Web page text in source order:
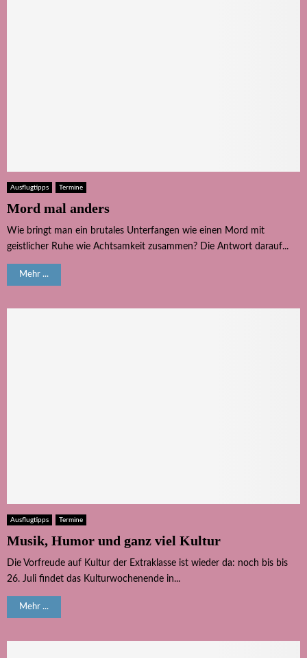
Ausflugtipps Termine
Mord mal anders
Wie bringt man ein brutales Unterfangen wie einen Mord mit
geistlicher Ruhe wie Achtsamkeit zusammen? Die Antwort darauf...
Mehr ...
Ausflugtipps Termine
Musik, Humor und ganz viel Kultur
Die Vorfreude auf Kultur der Extraklasse ist wieder da: noch bis bis
26. Juli findet das Kulturwochenende in...
Mehr ...